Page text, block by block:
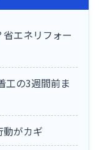
エネリフォー
工の3週間前ま
動がカギ